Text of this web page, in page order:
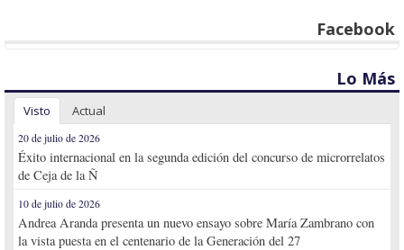
Facebook
Lo Más
Visto Actual
20 de julio de 2026
Éxito internacional en la segunda edición del concurso de microrrelatos
de Ceja de la Ñ
10 de julio de 2026
Andrea Aranda presenta un nuevo ensayo sobre María Zambrano con
la vista puesta en el centenario de la Generación del 27